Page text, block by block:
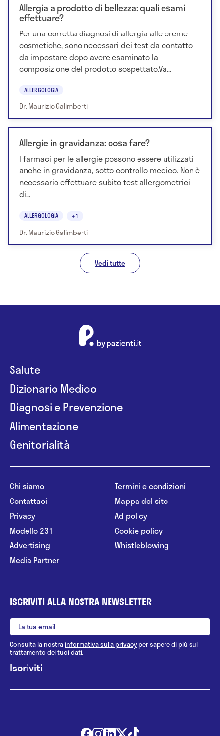
Allergia a prodotto di bellezza: quali esami
effettuare?
Per una corretta diagnosi di allergia alle creme
cosmetiche, sono necessari dei test da contatto
da impostare dopo avere esaminato la
composizione del prodotto sospettato.Va...
ALLERGOLOGIA
Dr. Maurizio Galimberti
Allergie in gravidanza: cosa fare?
I farmaci per le allergie possono essere utilizzati
anche in gravidanza, sotto controllo medico. Non è
necessario effettuare subito test allergometrici
di...
ALLERGOLOGIA +1
Dr. Maurizio Galimberti
Vedi tutte
Salute
Dizionario Medico
Diagnosi e Prevenzione
Alimentazione
Genitorialità
Chi siamo
Contattaci
Privacy
Modello 231
Advertising
Media Partner
Termini e condizioni
Mappa del sito
Ad policy
Cookie policy
Whistleblowing
ISCRIVITI ALLA NOSTRA NEWSLETTER
Consulta la nostrainformativa sulla privacy per sapere di più sul
trattamento dei tuoi dati.